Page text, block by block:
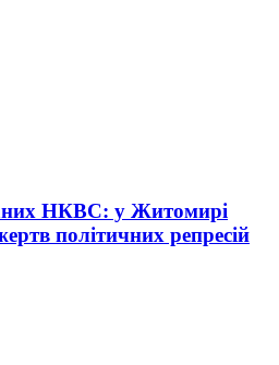
НКВС: у Житомирі
політичних репресій